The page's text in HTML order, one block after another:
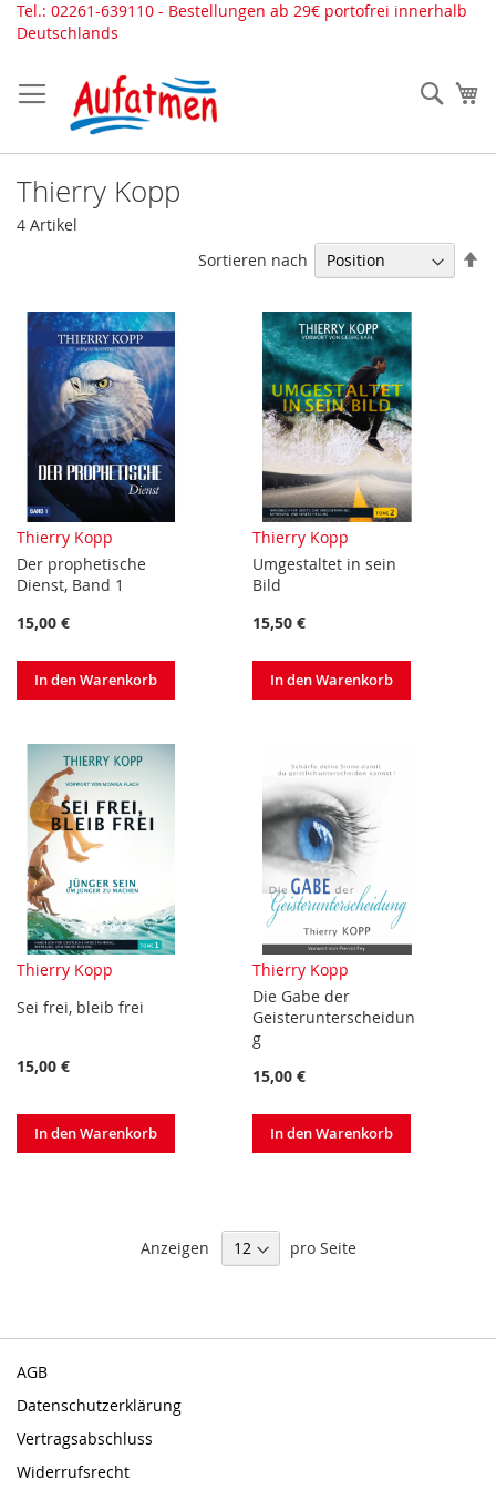
Direkt
zum
Tel.: 02261-639110 - Bestellungen ab 29€ portofrei innerhalb
Deutschlands
Thierry Kopp
4 Artikel
Sortieren nach
Thierry Kopp
Der prophetische
Dienst, Band 1
15,00 €
In den Warenkorb
Thierry Kopp
Umgestaltet in sein
Bild
15,50 €
In den Warenkorb
Thierry Kopp
Sei frei, bleib frei
15,00 €
In den Warenkorb
Thierry Kopp
Die Gabe der
Geisterunterscheidun
g
15,00 €
In den Warenkorb
Anzeigen pro Seite
AGB
Datenschutzerklärung
Vertragsabschluss
Widerrufsrecht